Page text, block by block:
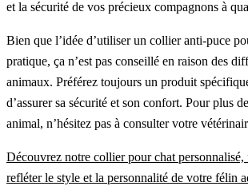
et la sécurité de vos précieux compagnons à
Bien que l’idée d’utiliser un collier anti-puce
pratique, ça n’est pas conseillé en raison des
animaux. Préférez toujours un produit
d’assurer sa sécurité et son confort. Pour plus
animal, n’hésitez pas à consulter votre
Découvrez notre collier pour chat
refléter le style et la personnalité de votre félin